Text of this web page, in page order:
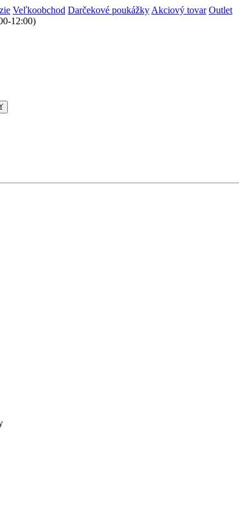
Veľkoobchod Darčekové poukážky Akciový tovar Outlet
12:00)